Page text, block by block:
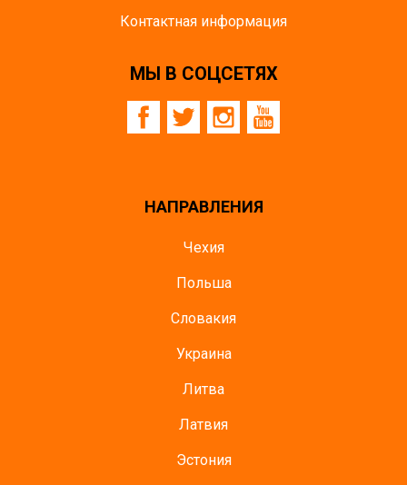
Контактная информация
МЫ В СОЦСЕТЯХ
НАПРАВЛЕНИЯ
Чехия
Польша
Словакия
Украина
Литва
Латвия
Эстония